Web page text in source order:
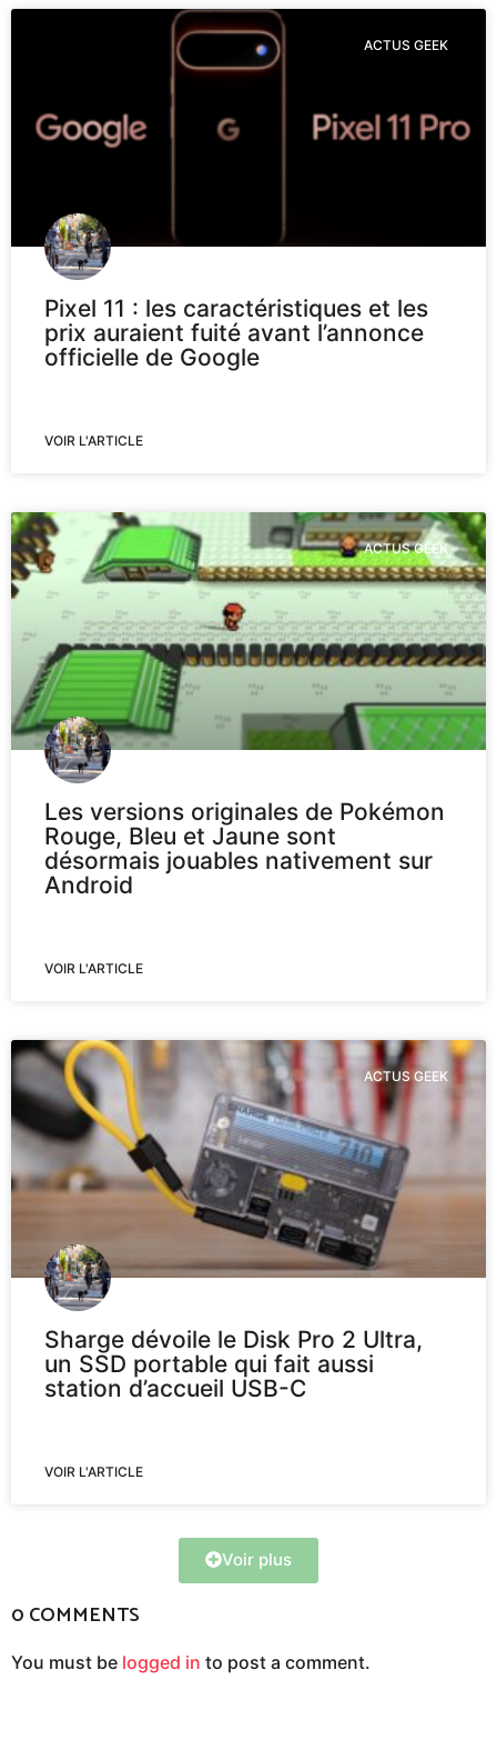
ACTUS GEEK
Pixel 11 : les caractéristiques et les
prix auraient fuité avant l’annonce
officielle de Google
VOIR L'ARTICLE
ACTUS GEEK
Les versions originales de Pokémon
Rouge, Bleu et Jaune sont
désormais jouables nativement sur
Android
VOIR L'ARTICLE
ACTUS GEEK
Sharge dévoile le Disk Pro 2 Ultra,
un SSD portable qui fait aussi
station d’accueil USB-C
VOIR L'ARTICLE
Voir plus
0 COMMENTS
You must be logged in to post a comment.